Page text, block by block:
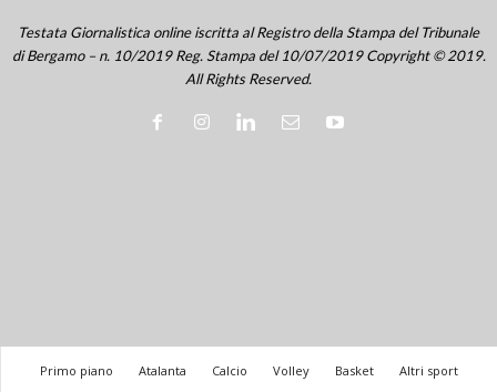
Testata Giornalistica online iscritta al Registro della Stampa del Tribunale
di Bergamo – n. 10/2019 Reg. Stampa del 10/07/2019 Copyright © 2019.
All Rights Reserved.
Primo piano Atalanta Calcio Volley Basket
Altri sport